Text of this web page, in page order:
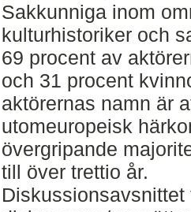
Sakkunniga inom
kulturhistoriker och
69 procent av
och 31 procent
aktörernas namn är
utomeuropeisk
övergripande
till över trettio år.